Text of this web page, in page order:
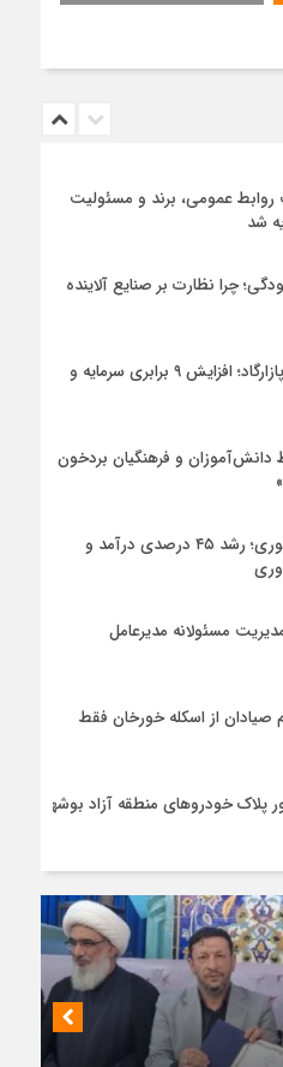
روابط عمومی، برند و مسئولیت
شد
چرا نظارت بر صنایع آلاینده
رشد ۴۱ درصدی سود خالص پازارگاد؛ افزایش ۹ برابری سرمایه و
دانش‌آموزان و فرهنگیان بردخون
ثبت سال طلایی پتروشیمی نوری؛ رشد ۴۵ درصدی درآمد و
مسئولانه مدیرعامل
صیادان از اسکله خورخان فقط
خودروهای منطقه آزاد بوشهر
آبدان؛ ارائه خدمات و نقشه‌برداری
در استان بوشهر منصوب شد
در بن‌بست ترک‌فعل‌ها مانده است